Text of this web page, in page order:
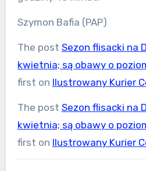
Szymon Bafia (PAP)
The post Sezon flisacki na
kwietnia; są obawy o
first on Ilustrowany Kurier
The post Sezon flisacki na
kwietnia; są obawy o
first on Ilustrowany Kurier